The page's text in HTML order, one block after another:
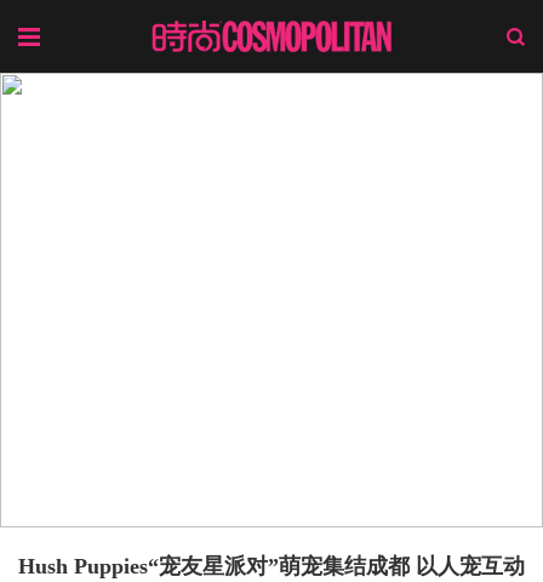
Hush Puppies“宠友星派对”萌宠集结成都 以人宠互动